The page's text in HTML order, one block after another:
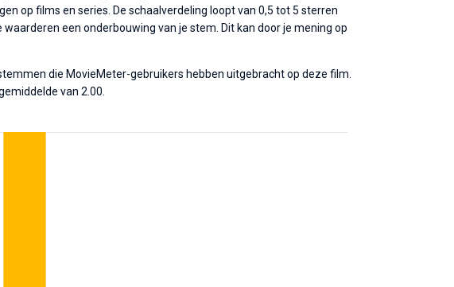
op films en series. De schaalverdeling loopt van 0,5 tot 5 sterren
een onderbouwing van je stem. Dit kan door je mening op
die MovieMeter-gebruikers hebben uitgebracht op deze film.
van 2.00.